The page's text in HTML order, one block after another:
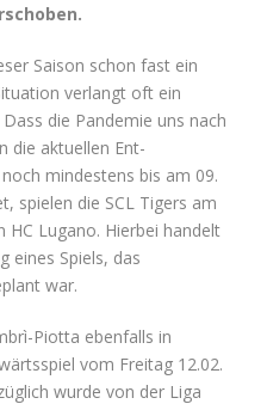
Saison schon fast ein
verlangt oft ein
die Pandemie uns nach
die aktuellen Ent-
mindestens bis am 09.
spielen die SCL Tigers am
HC Lugano. Hierbei handelt
eines Spiels, das
war.
Piotta ebenfalls in
vom Freitag 12.02.
wurde von der Liga